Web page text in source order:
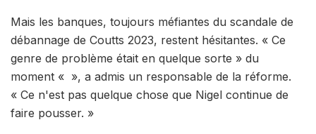
Mais les banques, toujours méfiantes du scandale de
débannage de Coutts 2023, restent hésitantes. « Ce
genre de problème était en quelque sorte » du
moment « », a admis un responsable de la réforme.
« Ce n'est pas quelque chose que Nigel continue de
faire pousser. »